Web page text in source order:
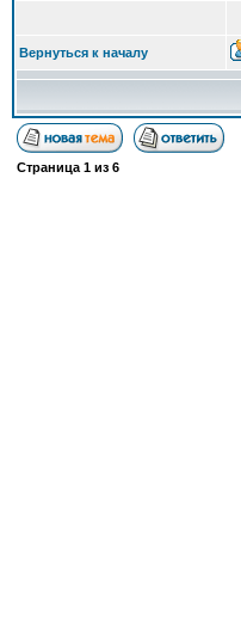
Вернуться к началу
Страница 1 из 6